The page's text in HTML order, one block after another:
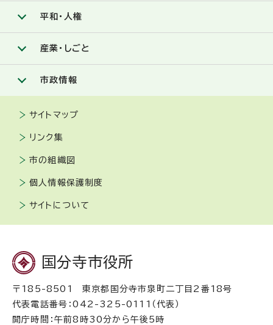
平和・人権
産業・しごと
市政情報
サイトマップ
リンク集
市の組織図
個人情報保護制度
サイトについて
国分寺市役所
〒185-8501 東京都国分寺市泉町二丁目2番18号
代表電話番号：042-325-0111（代表）
開庁時間：午前8時30分から午後5時